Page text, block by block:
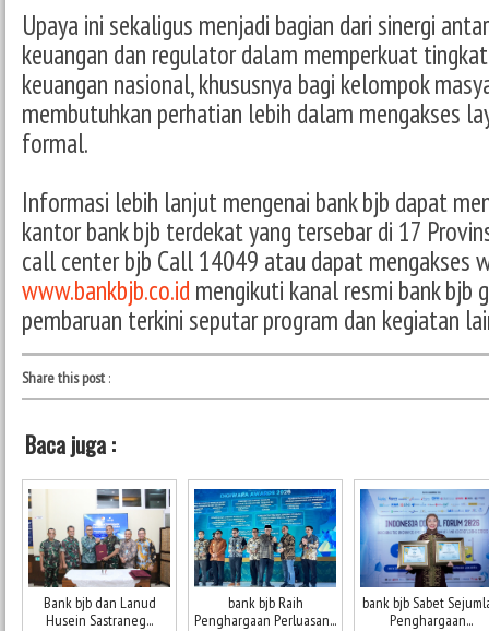
Upaya ini sekaligus menjadi bagian dari sinergi
keuangan dan regulator dalam memperkuat
keuangan nasional, khususnya bagi kelompok
membutuhkan perhatian lebih dalam mengakses
formal.
Informasi lebih lanjut mengenai bank bjb dapat
kantor bank bjb terdekat yang tersebar di 17
call center bjb Call 14049 atau dapat mengakses
www.bankbjb.co.idmengikuti kanal resmi bank bjb
pembaruan terkini seputar program dan kegiatan
Share this post:
Baca juga :
Bank bjb dan Lanud
Husein Sastraneg...
bank bjb Raih
Penghargaan Perluasan...
bank bjb Sabet
Penghargaan...